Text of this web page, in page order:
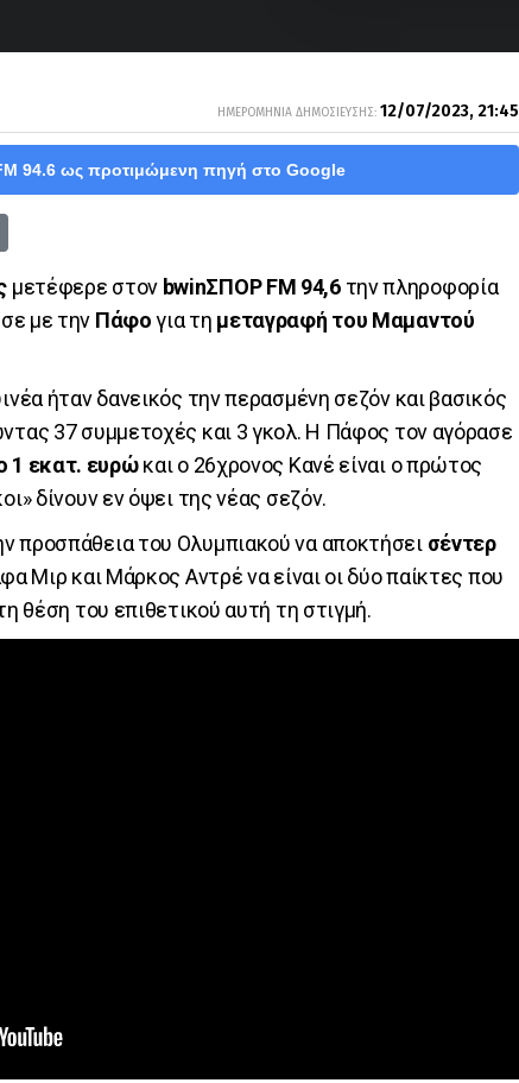
ΗΜΕΡΟΜΗΝΙΑ ΔΗΜΟΣΙΕΥΣΗΣ: 12/07/2023, 21:45
94.6 ως προτιμώμενη πηγή στο Google
μετέφερε στον bwinΣΠΟΡ FM 94,6την πληροφορία
με την Πάφογια τη μεταγραφή του Μαμαντού
ήταν δανεικός την περασμένη σεζόν και βασικός
37 συμμετοχές και 3 γκολ. Η Πάφος τον αγόρασε
1 εκατ. ευρώκαι ο 26χρονος Κανέ είναι ο πρώτος
δίνουν εν όψει της νέας σεζόν.
προσπάθεια του Ολυμπιακού να αποκτήσει σέντερ
Μιρ και Μάρκος Αντρέ να είναι οι δύο παίκτες που
θέση του επιθετικού αυτή τη στιγμή.